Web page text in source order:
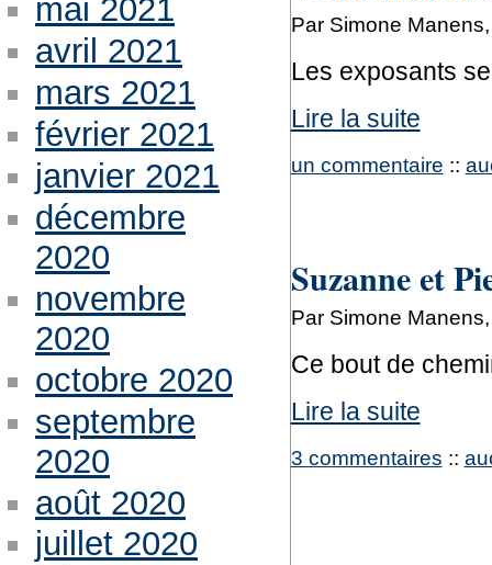
Par Simone
Les exposants
Lire la suite
un commentaire ::
Suzanne et
Par Simone
Ce bout de
Lire la suite
3 commentaires ::
mai 2021
avril 2021
mars 2021
février 2021
janvier 2021
décembre
2020
novembre
2020
octobre 2020
septembre
2020
août 2020
juillet 2020